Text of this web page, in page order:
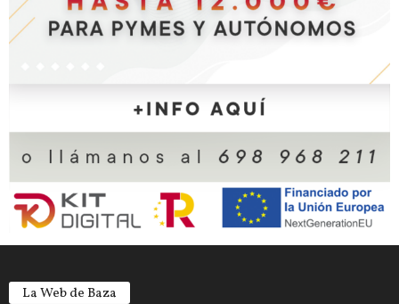
La Web de Baza